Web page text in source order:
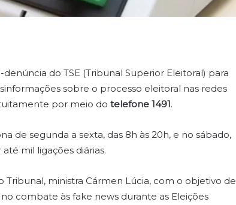
do TSE (Tribunal Superior Eleitoral) para
sobre o processo eleitoral nas redes
por meio do telefone 1491.
de segunda a sexta, das 8h às 20h, e no sábado,
mil ligações diárias.
Tribunal, ministra Cármen Lúcia, com o objetivo de
combate às fake news durante as Eleições